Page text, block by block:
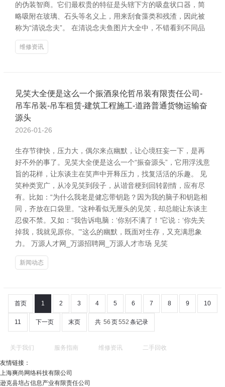
的伪装智商。它们最权贵的特征是头辖下方的吸盘状口器，简
略吸附在玻璃、石头等名义上，用来刮食藻类和残渣，因此被
称为“清说念夫”。 在清说念夫鱼图片大全中，不错看到不同品
维修资讯
见笑大全便是这么一个振酒泉伦哲吊装有限责任公司-
吊车吊装-吊车租赁-建筑工程施工-道路普通货物运输奋
源头
2026-01-26
生存节律快，压力大，偶尔来点幽默，让心境狂妄一下，是再
好不外的事了。见笑大全便是这么一个“振奋源头”，它用浮浅意
旨的花样，让东谈主在笑声中开释压力，找复活活的乐趣。 见
笑种类宽广，从冷见笑到段子，从谐音梗到回转剧情，应有尽
有。比如：“为什么我老是健忘带钥匙？因为我的脑子和钥匙相
同，齐放在口袋里。”这种看似无厘头的见笑，却总能让东谈主
忍俊不禁。又如：“我告诉电脑：‘你别不满了！’它说：‘你先关
掉我，我就见原你。’”这么的幽默，既面对生存，又充满思象
力。 万源人才网_万源招聘网_万源人才市场 见笑
新闻动态
首页 1 2 3 4 5 6 7 8 9 10
11 下一页 末页 共 56 页552 条记录
关于我们 服务指南 维修资讯 二手回收
友情链接：
上海爽尚网络科技有限公司
逊克县培占信息产业有限责任公司